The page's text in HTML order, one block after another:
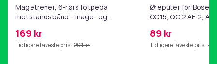
Magetrener, 6-rørs fotpedal
motstandsbånd - mage- og
hjemmegymnastikk Pink
169 kr
Tidligere laveste pris: 201 kr
Øreputer for Bose
QC15, QC 2 AE 2, AE
89 kr
Tidligere laveste pris: 99